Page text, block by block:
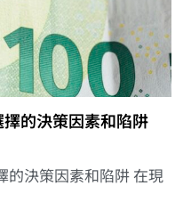
的決策因素和陷阱
的決策因素和陷阱 在現